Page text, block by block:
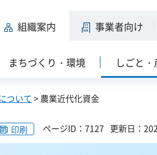
組織案内 事業者向け
まちづくり・環境 しごと
ついて> 農業近代化資金
印刷 ページID：7127 更新日：